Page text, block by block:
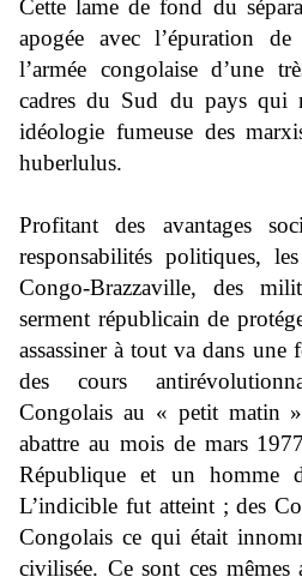
Cette lame de fond du
apogée avec l’épuration
l’armée congolaise d’une
cadres du Sud du pays qui
idéologie fumeuse des
huberlulus.
Profitant des avantages
responsabilités politiques,
Congo-Brazzaville, des
serment républicain de
assassiner à tout va dans une
des cours
Congolais au « petit matin
abattre au mois de mars
République et un homme
L’indicible fut atteint ; des
Congolais ce qui était
civilisée. Ce sont ces mêmes